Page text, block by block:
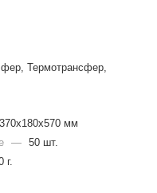
Термотрансфер,
370x180x570 мм
— 50 шт.
г.